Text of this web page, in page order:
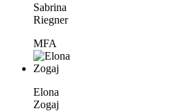
Sabrina
Riegner
MFA
Elona
Zogaj